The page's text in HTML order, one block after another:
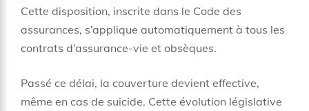
Cette disposition, inscrite dans le Code des
assurances, s’applique automatiquement à tous les
contrats d’assurance-vie et obsèques.
Passé ce délai, la couverture devient effective,
même en cas de suicide. Cette évolution législative